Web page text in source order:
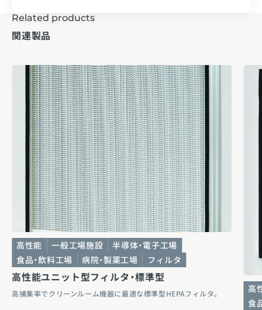
Related products
関連製品
高性能 一般工場施設
半導体・電子工場
食品・飲料工場
病院・製薬工場 フィルタ
高性能ユニット型フィルタ・標準型
高捕集率でクリーンルーム機器に最適な標準型HEPAフィルタ。
高
食